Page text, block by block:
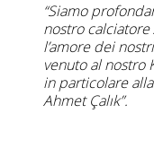
“Siamo
nostro calciatore
l’amore dei
venuto al nostro
in particolare
Ahmet Çalık”.